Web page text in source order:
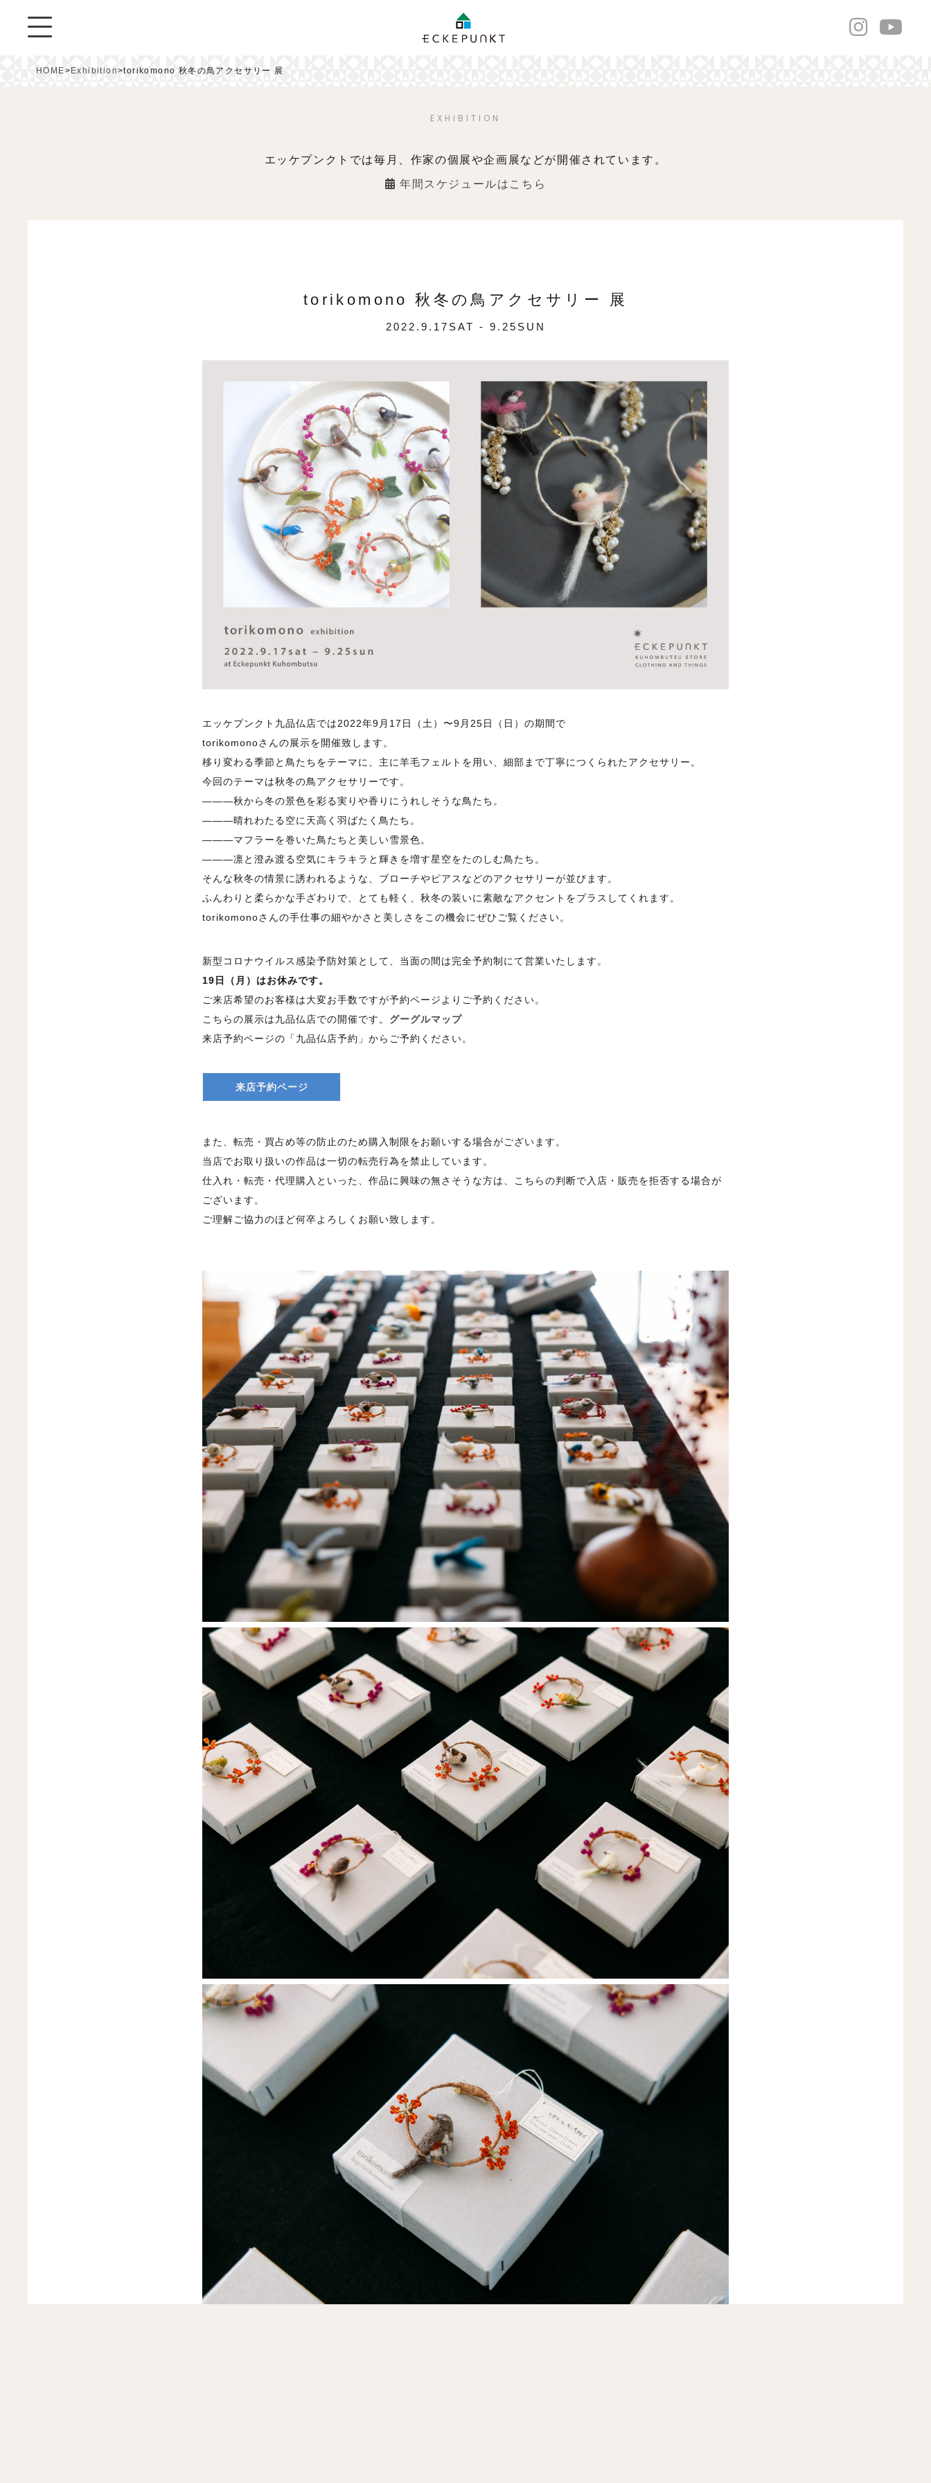
HOME>Exhibition>torikomono 秋冬の鳥アクセサリー 展
EXHIBITION
エッケプンクトでは毎月、作家の個展や企画展などが開催されています。
年間スケジュールはこちら
torikomono 秋冬の鳥アクセサリー 展
2022.9.17SAT - 9.25SUN
エッケプンクト九品仏店では2022年9月17日（土）〜9月25日（日）の期間で
torikomonoさんの展示を開催致します。
移り変わる季節と鳥たちをテーマに、主に羊毛フェルトを用い、細部まで丁寧につくられたアクセサリー。
今回のテーマは秋冬の鳥アクセサリーです。
———秋から冬の景色を彩る実りや香りにうれしそうな鳥たち。
———晴れわたる空に天高く羽ばたく鳥たち。
———マフラーを巻いた鳥たちと美しい雪景色。
———凛と澄み渡る空気にキラキラと輝きを増す星空をたのしむ鳥たち。
そんな秋冬の情景に誘われるような、ブローチやピアスなどのアクセサリーが並びます。
ふんわりと柔らかな手ざわりで、とても軽く、秋冬の装いに素敵なアクセントをプラスしてくれます。
torikomonoさんの手仕事の細やかさと美しさをこの機会にぜひご覧ください。
新型コロナウイルス感染予防対策として、当面の間は完全予約制にて営業いたします。
19日（月）はお休みです。
ご来店希望のお客様は大変お手数ですが予約ページよりご予約ください。
こちらの展示は九品仏店での開催です。 グーグルマップ
来店予約ページの「九品仏店予約」からご予約ください。
来店予約ページ
また、転売・買占め等の防止のため購入制限をお願いする場合がございます。
当店でお取り扱いの作品は一切の転売行為を禁止しています。
仕入れ・転売・代理購入といった、作品に興味の無さそうな方は、こちらの判断で入店・販売を拒否する場合が
ございます。
ご理解ご協力のほど何卒よろしくお願い致します。